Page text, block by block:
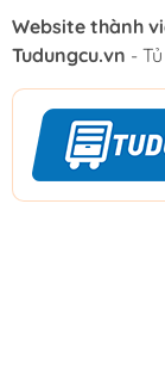
Website thành
Tudungcu.vn -